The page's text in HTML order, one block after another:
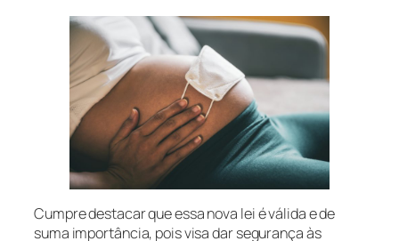
Cumpre destacar que essa nova lei é válida e de
suma importância, pois visa dar segurança às